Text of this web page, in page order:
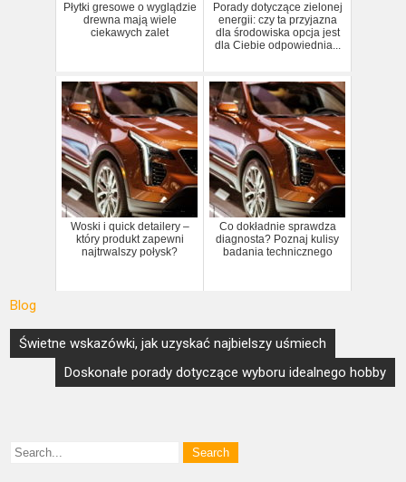
Płytki gresowe o wyglądzie
drewna mają wiele
ciekawych zalet
Porady dotyczące zielonej
energii: czy ta przyjazna
dla środowiska opcja jest
dla Ciebie odpowiednia...
Woski i quick detailery –
który produkt zapewni
najtrwalszy połysk?
Co dokładnie sprawdza
diagnosta? Poznaj kulisy
badania technicznego
Blog
Nawigacja
wpisu
Świetne wskazówki, jak uzyskać najbielszy uśmiech
Doskonałe porady dotyczące wyboru idealnego hobby